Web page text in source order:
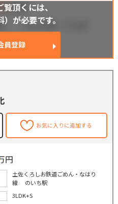
頂くには、
が必要です。
員登録
お気に入りに追加する
円
土佐くろしお鉄道ごめん・なはり
線 のいち駅
3LDK+S